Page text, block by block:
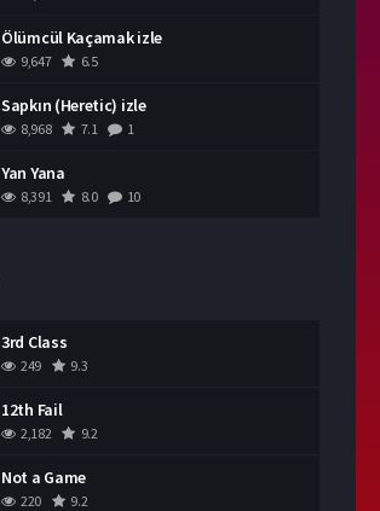
Ölümcül Kaçamak izle
9,647 6.5
Sapkın (Heretic) izle
8,968 7.1 1
Yan Yana
8,391 8.0 10
3rd Class
249 9.3
12th Fail
2,182 9.2
Not a Game
220 9.2